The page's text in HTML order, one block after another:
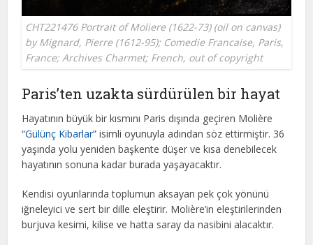
CHT221476 Portrait of Moliere (1622-73) (oil on canvas)
by Mignard, Pierre (1612-95); Comedie Francaise, Paris,
France; Archives Charmet; French, out of copyright
Paris’ten uzakta sürdürülen bir hayat
Hayatının büyük bir kısmını Paris dışında geçiren Molière
“Gülünç Kibarlar” isimli oyunuyla adından söz ettirmiştir. 36
yaşında yolu yeniden başkente düşer ve kısa denebilecek
hayatının sonuna kadar burada yaşayacaktır.
Kendisi oyunlarında toplumun aksayan pek çok yönünü
iğneleyici ve sert bir dille eleştirir. Molière’in eleştirilerinden
burjuva kesimi, kilise ve hatta saray da nasibini alacaktır.